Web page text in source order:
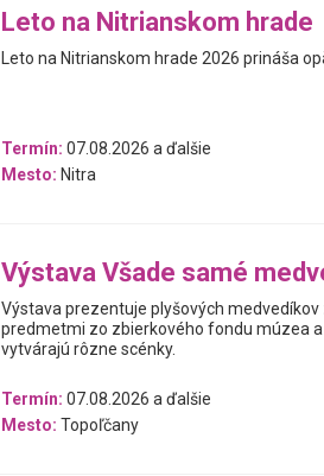
Leto na Nitrianskom hrade
Leto na Nitrianskom hrade 2026 prináša
Termín: 07.08.2026 a ďalšie
Mesto: Nitra
Výstava Všade samé
Výstava prezentuje plyšových
predmetmi zo zbierkového fondu múzea
vytvárajú rôzne scénky.
Termín: 07.08.2026 a ďalšie
Mesto: Topoľčany